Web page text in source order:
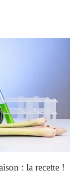
: la recette !